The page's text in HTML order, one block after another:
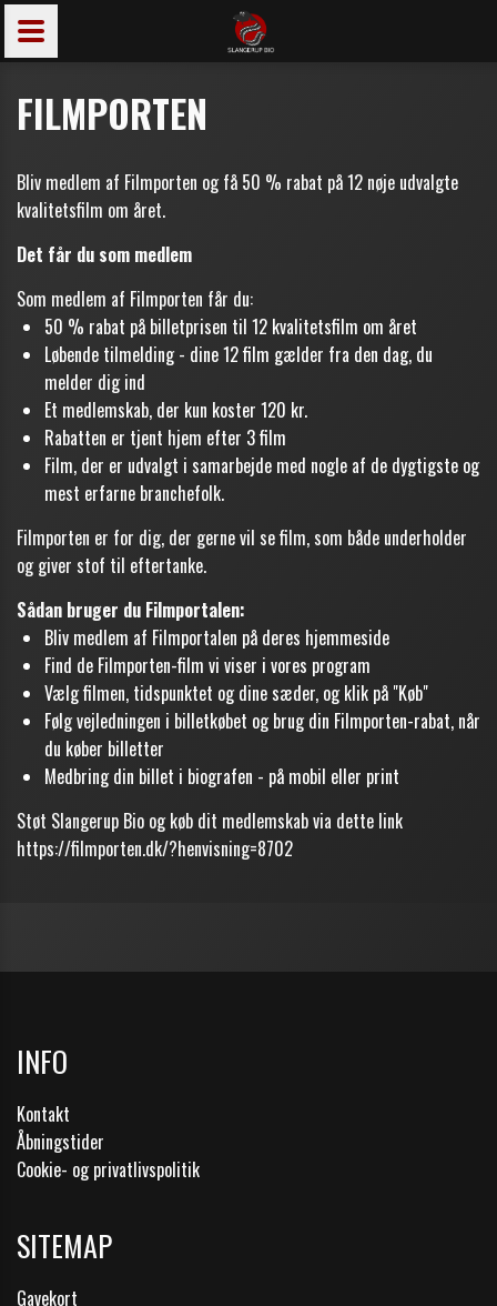
FILMPORTEN
Bliv medlem af Filmporten og få 50 % rabat på 12 nøje udvalgte
kvalitetsfilm om året.
Det får du som medlem
Som medlem af Filmporten får du:
50 % rabat på billetprisen til 12 kvalitetsfilm om året
Løbende tilmelding - dine 12 film gælder fra den dag, du
melder dig ind
Et medlemskab, der kun koster 120 kr.
Rabatten er tjent hjem efter 3 film
Film, der er udvalgt i samarbejde med nogle af de dygtigste og
mest erfarne branchefolk.
Filmporten er for dig, der gerne vil se film, som både underholder
og giver stof til eftertanke.
Sådan bruger du Filmportalen:
Bliv medlem af Filmportalen på deres hjemmeside
Find de Filmporten-film vi viser i vores program
Vælg filmen, tidspunktet og dine sæder, og klik på "Køb"
Følg vejledningen i billetkøbet og brug din Filmporten-rabat, når
du køber billetter
Medbring din billet i biografen - på mobil eller print
Støt Slangerup Bio og køb dit medlemskab via dette link
https://filmporten.dk/?henvisning=8702
INFO
Kontakt
Åbningstider
Cookie- og privatlivspolitik
SITEMAP
Gavekort